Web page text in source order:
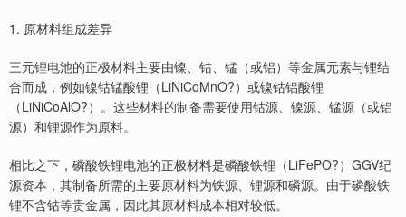
1. 原材料组成差异
三元锂电池的正极材料主要由镍、钴、锰（或铝）等金属元素与锂结
合而成，例如镍钴锰酸锂（LiNiCoMnO?）或镍钴铝酸锂
（LiNiCoAlO?）。这些材料的制备需要使用钴源、镍源、锰源（或铝
源）和锂源作为原料。
相比之下，磷酸铁锂电池的正极材料是磷酸铁锂（LiFePO?）GGV纪
源资本，其制备所需的主要原材料为铁源、锂源和磷源。由于磷酸铁
锂不含钴等贵金属，因此其原材料成本相对较低。